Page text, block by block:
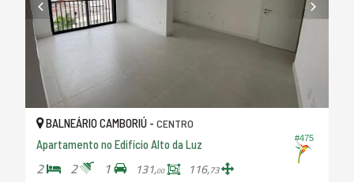
#475
BALNEÁRIO CAMBORIÚ - CENTRO
Apartamento no Edifício Alto da Luz
2 2 1 131,00 116,73